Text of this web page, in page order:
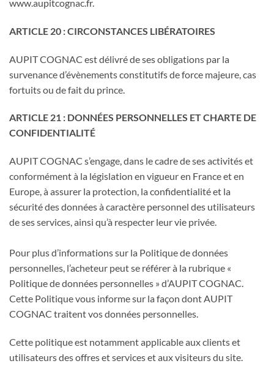
www.aupitcognac.fr.
ARTICLE 20 : CIRCONSTANCES LIBÉRATOIRES
AUPIT COGNAC est délivré de ses obligations par la
survenance d’évènements constitutifs de force majeure, cas
fortuits ou de fait du prince.
ARTICLE 21 : DONNÉES PERSONNELLES ET CHARTE DE
CONFIDENTIALITÉ
AUPIT COGNAC s’engage, dans le cadre de ses activités et
conformément à la législation en vigueur en France et en
Europe, à assurer la protection, la confidentialité et la
sécurité des données à caractère personnel des utilisateurs
de ses services, ainsi qu’à respecter leur vie privée.
Pour plus d’informations sur la Politique de données
personnelles, l’acheteur peut se référer à la rubrique «
Politique de données personnelles » d’AUPIT COGNAC.
Cette Politique vous informe sur la façon dont AUPIT
COGNAC traitent vos données personnelles.
Cette politique est notamment applicable aux clients et
utilisateurs des offres et services et aux visiteurs du site.